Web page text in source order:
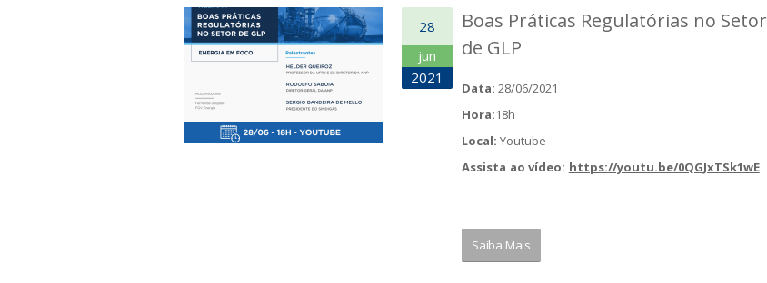
28
jun
2021
Boas Práticas Regulatórias no Setor
de GLP
Data: 28/06/2021
Hora:18h
Local: Youtube
Assista ao vídeo: https://youtu.be/0QGJxTSk1wE
Saiba Mais